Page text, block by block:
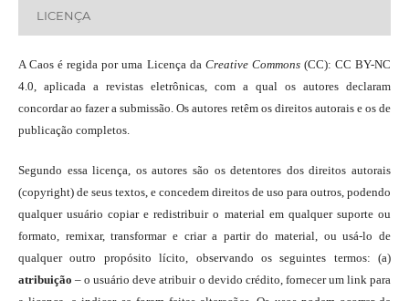
LICENÇA
A Caos é regida por uma Licença da Creative Commons(CC): CC BY-NC
4.0, aplicada a revistas eletrônicas, com a qual os autores declaram
concordar ao fazer a submissão. Os autores retêm os direitos autorais e os de
publicação completos.
Segundo essa licença, os autores são os detentores dos direitos autorais
(copyright) de seus textos, e concedem direitos de uso para outros, podendo
qualquer usuário copiar e redistribuir o material em qualquer suporte ou
formato, remixar, transformar e criar a partir do material, ou usá-lo de
qualquer outro propósito lícito, observando os seguintes termos: (a)
atribuição – o usuário deve atribuir o devido crédito, fornecer um link para